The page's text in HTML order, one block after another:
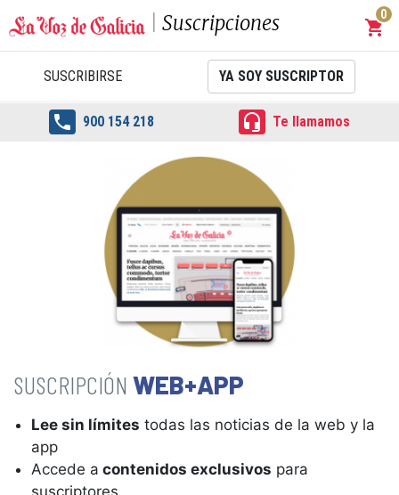
Suscripciones shopping_cart
0
SUSCRIBIRSE YA SOY SUSCRIPTOR
 900 154 218  Te llamamos
WEB+APP
Lee sin límites todas las noticias de la web y la
app
Accede a contenidos exclusivos para